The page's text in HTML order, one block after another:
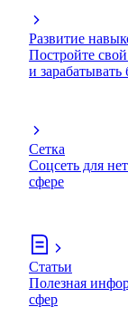
Развитие
Постройте
и зарабатывать
Сетка
Соцсеть для
сфере
Статьи
Полезная
сфер